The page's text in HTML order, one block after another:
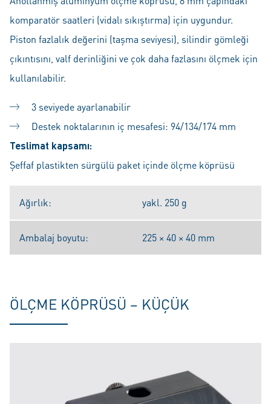
komparatör saatleri (vidalı sıkıştırma) için uygundur.
Piston fazlalık değerini (taşma seviyesi), silindir gömleği
çıkıntısını, valf derinliğini ve çok daha fazlasını ölçmek için
kullanılabilir.
3 seviyede ayarlanabilir
Destek noktalarının iç mesafesi: 94/134/174 mm
Teslimat kapsamı:
Şeffaf plastikten sürgülü paket içinde ölçme köprüsü
Ağırlık: yakl. 250 g
Ambalaj boyutu: 225 × 40 × 40 mm
ÖLÇME KÖPRÜSÜ – KÜÇÜK